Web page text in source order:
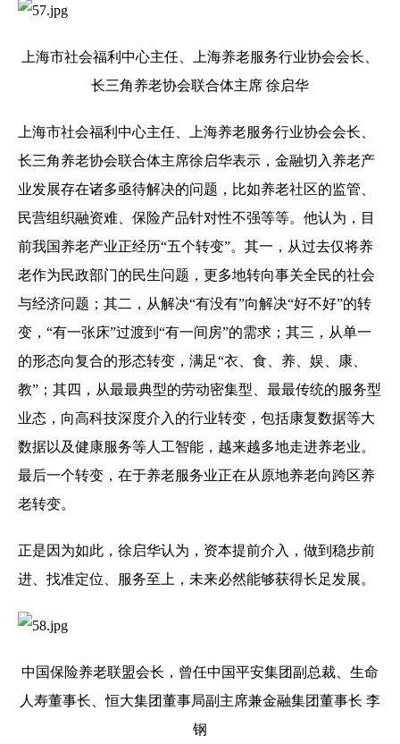
上海市社会福利中心主任、上海养老服务行业协会会长、
长三角养老协会联合体主席 徐启华
上海市社会福利中心主任、上海养老服务行业协会会长、
长三角养老协会联合体主席徐启华表示，金融切入养老产
业发展存在诸多亟待解决的问题，比如养老社区的监管、
民营组织融资难、保险产品针对性不强等等。他认为，目
前我国养老产业正经历“五个转变”。其一，从过去仅将养
老作为民政部门的民生问题，更多地转向事关全民的社会
与经济问题；其二，从解决“有没有”向解决“好不好”的转
变，“有一张床”过渡到“有一间房”的需求；其三，从单一
的形态向复合的形态转变，满足“衣、食、养、娱、康、
教”；其四，从最最典型的劳动密集型、最最传统的服务型
业态，向高科技深度介入的行业转变，包括康复数据等大
数据以及健康服务等人工智能，越来越多地走进养老业。
最后一个转变，在于养老服务业正在从原地养老向跨区养
老转变。
正是因为如此，徐启华认为，资本提前介入，做到稳步前
进、找准定位、服务至上，未来必然能够获得长足发展。
中国保险养老联盟会长，曾任中国平安集团副总裁、生命
人寿董事长、恒大集团董事局副主席兼金融集团董事长 李
钢